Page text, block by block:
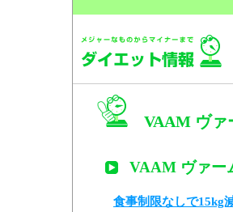
VAAM ヴァ
VAAM ヴァー
食事制限なしで15kg